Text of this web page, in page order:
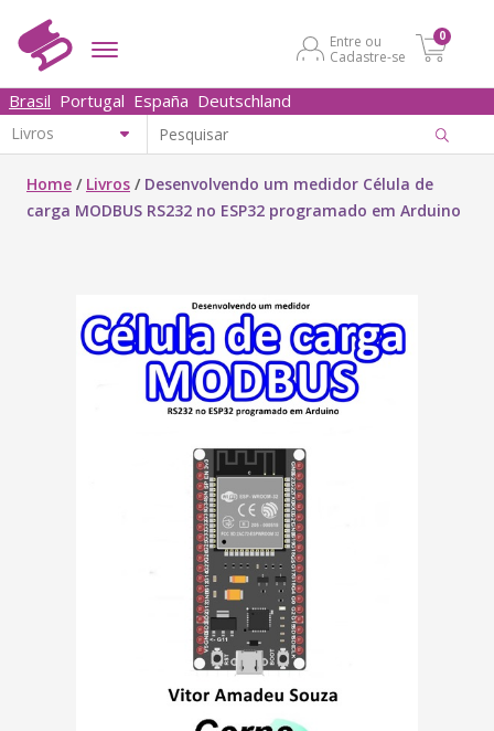
Entre ou
Cadastre-se
0
Brasil Portugal España Deutschland
Home / Livros / Desenvolvendo um medidor Célula de
carga MODBUS RS232 no ESP32 programado em Arduino